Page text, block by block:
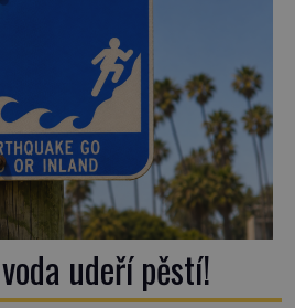
udeří pěstí!